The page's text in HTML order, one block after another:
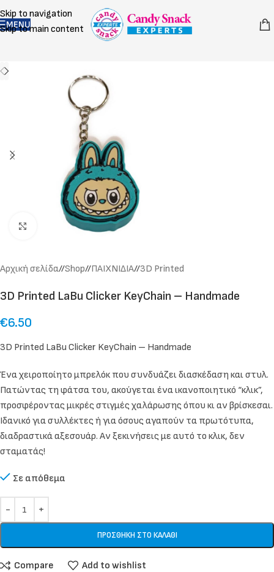
Skip to navigation
Skip to main content
MENU
Click to enlarge
Αρχική σελίδα/ Shop/ ΠΑΙΧΝΙΔΙΑ/ 3D Printed
3D Printed LaBu Clicker KeyChain – Handmade
€6.50
3D Printed LaBu Clicker KeyChain – Handmade
Ένα χειροποίητο μπρελόκ που συνδυάζει διασκέδαση και στυλ.
Πατώντας τη φάτσα του, ακούγεται ένα ικανοποιητικό “κλικ”,
προσφέροντας μικρές στιγμές χαλάρωσης όπου κι αν βρίσκεσαι.
Ιδανικό για συλλέκτες ή για όσους αγαπούν τα πρωτότυπα,
διαδραστικά αξεσουάρ. Αν ξεκινήσεις με αυτό το κλικ, δεν
σταματάς!
Σε απόθεμα
ΠΡΟΣΘΉΚΗ ΣΤΟ ΚΑΛΆΘΙ
Compare Add to wishlist